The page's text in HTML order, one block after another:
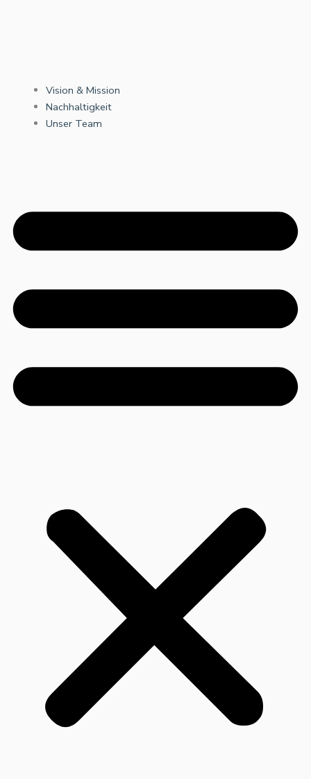
Vision & Mission
Nachhaltigkeit
Unser Team